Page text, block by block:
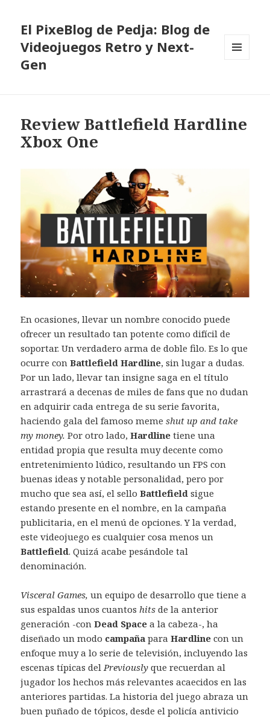
El PixeBlog de Pedja: Blog de
Videojuegos Retro y Next-
Gen
Review Battlefield Hardline
Xbox One
En ocasiones, llevar un nombre conocido puede
ofrecer un resultado tan potente como difícil de
soportar. Un verdadero arma de doble filo. Es lo que
ocurre conBattlefield Hardline, sin lugar a dudas.
Por un lado, llevar tan insigne saga en el título
arrastrará a decenas de miles de fans que no dudan
en adquirir cada entrega de su serie favorita,
haciendo gala del famoso memeshut up and take
my money.Por otro lado,Hardline tiene una
entidad propia que resulta muy decente como
entretenimiento lúdico, resultando un FPS con
buenas ideas y notable personalidad, pero por
mucho que sea así, el selloBattlefield sigue
estando presente en el nombre, en la campaña
publicitaria, en el menú de opciones. Y la verdad,
este videojuego es cualquier cosa menos un
Battlefield. Quizá acabe pesándole tal
denominación.
Visceral Games, un equipo de desarrollo que tiene a
sus espaldas unos cuantoshits de la anterior
generación -conDead Space a la cabeza-, ha
diseñado un modo campaña paraHardline con un
enfoque muy a lo serie de televisión, incluyendo las
escenas típicas delPreviouslyque recuerdan al
jugador los hechos más relevantes acaecidos en las
anteriores partidas. La historia del juego abraza un
buen puñado de tópicos, desde el policía antivicio